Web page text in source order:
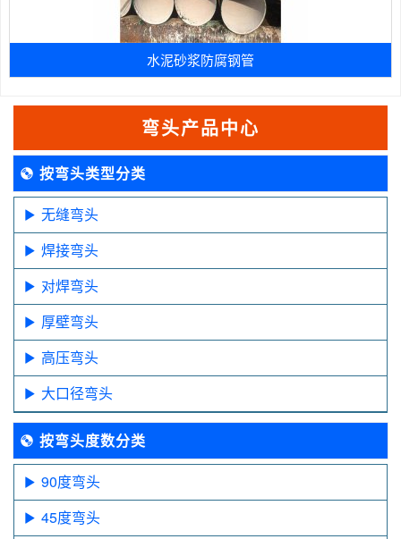
水泥砂浆防腐钢管
弯头产品中心
按弯头类型分类
无缝弯头
焊接弯头
对焊弯头
厚壁弯头
高压弯头
大口径弯头
按弯头度数分类
90度弯头
45度弯头